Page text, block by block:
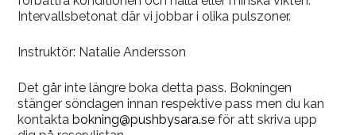
Intervallsbetonat där vi jobbar i olika pulszoner.
Instruktör: Natalie Andersson
Det går inte längre boka detta pass. Bokningen
stänger söndagen innan respektive pass men du kan
kontaktabokning@pushbysara.se för att skriva upp